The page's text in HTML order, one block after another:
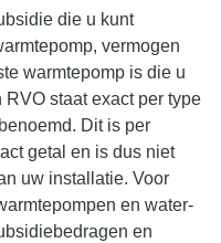
die u kunt
vermogen
warmtepomp is die u
staat exact per type
Dit is per
getal en is dus niet
uw installatie. Voor
en water-
en